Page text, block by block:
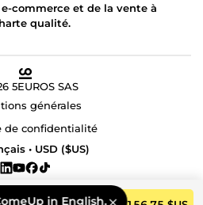
in English.
commerce et de la vente à
qualité.
5EUROS SAS
générales
de confidentialité
• USD ($US)